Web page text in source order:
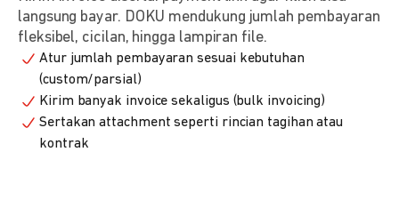
langsung bayar. DOKU mendukung jumlah pembayaran
fleksibel, cicilan, hingga lampiran file.
Atur jumlah pembayaran sesuai kebutuhan
(custom/parsial)
Kirim banyak invoice sekaligus (bulk invoicing)
Sertakan attachment seperti rincian tagihan atau
kontrak